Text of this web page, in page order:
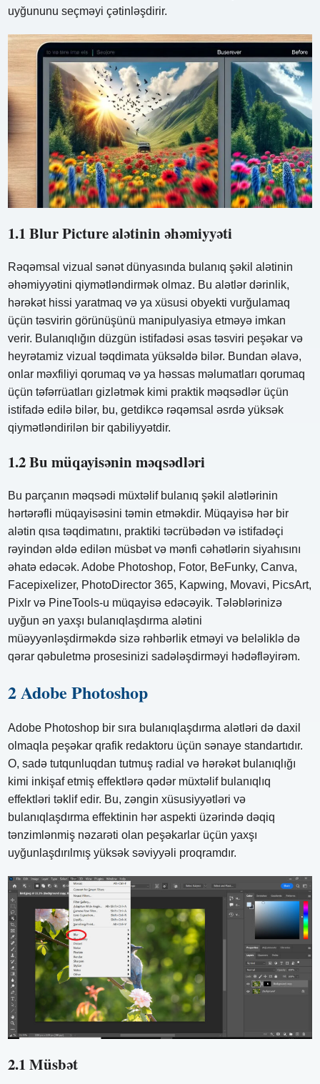
uyğununu seçməyi çətinləşdirir.
1.1 Blur Picture alətinin əhəmiyyəti
Rəqəmsal vizual sənət dünyasında bulanıq şəkil alətinin
əhəmiyyətini qiymətləndirmək olmaz. Bu alətlər dərinlik,
hərəkət hissi yaratmaq və ya xüsusi obyekti vurğulamaq
üçün təsvirin görünüşünü manipulyasiya etməyə imkan
verir. Bulanıqlığın düzgün istifadəsi əsas təsviri peşəkar və
heyrətamiz vizual təqdimata yüksəldə bilər. Bundan əlavə,
onlar məxfiliyi qorumaq və ya həssas məlumatları qorumaq
üçün təfərrüatları gizlətmək kimi praktik məqsədlər üçün
istifadə edilə bilər, bu, getdikcə rəqəmsal əsrdə yüksək
qiymətləndirilən bir qabiliyyətdir.
1.2 Bu müqayisənin məqsədləri
Bu parçanın məqsədi müxtəlif bulanıq şəkil alətlərinin
hərtərəfli müqayisəsini təmin etməkdir. Müqayisə hər bir
alətin qısa təqdimatını, praktiki təcrübədən və istifadəçi
rəyindən əldə edilən müsbət və mənfi cəhətlərin siyahısını
əhatə edəcək. Adobe Photoshop, Fotor, BeFunky, Canva,
Facepixelizer, PhotoDirector 365, Kapwing, Movavi, PicsArt,
Pixlr və PineTools-u müqayisə edəcəyik. Tələblərinizə
uyğun ən yaxşı bulanıqlaşdırma alətini
müəyyənləşdirməkdə sizə rəhbərlik etməyi və beləliklə də
qərar qəbuletmə prosesinizi sadələşdirməyi hədəfləyirəm.
2 Adobe Photoshop
Adobe Photoshop bir sıra bulanıqlaşdırma alətləri də daxil
olmaqla peşəkar qrafik redaktoru üçün sənaye standartıdır.
O, sadə tutqunluqdan tutmuş radial və hərəkət bulanıqlığı
kimi inkişaf etmiş effektlərə qədər müxtəlif bulanıqlıq
effektləri təklif edir. Bu, zəngin xüsusiyyətləri və
bulanıqlaşdırma effektinin hər aspekti üzərində dəqiq
tənzimlənmiş nəzarəti olan peşəkarlar üçün yaxşı
uyğunlaşdırılmış yüksək səviyyəli proqramdır.
2.1 Müsbət